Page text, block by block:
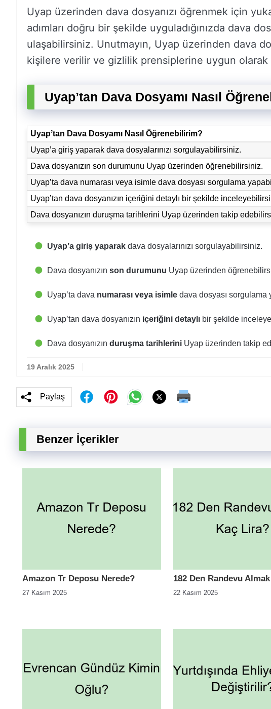
Uyap üzerinden dava dosyanızı öğrenmek için
adımları doğru bir şekilde uyguladığınızda dava
ulaşabilirsiniz. Unutmayın, Uyap üzerinden dava
kişilere verilir ve gizlilik prensiplerine uygun olarak
Uyapʼtan Dava Dosyamı Nasıl
Uyapʼtan Dava Dosyamı Nasıl Öğrenebilirim?
Uyapʼa giriş yaparak dava dosyalarınızı sorgulayabilirsiniz.
Dava dosyanızın son durumunu Uyap üzerinden öğrenebilirsiniz.
Uyapʼta dava numarası veya isimle dava dosyası sorgulama
Uyapʼtan dava dosyanızın içeriğini detaylı bir şekilde
Dava dosyanızın duruşma tarihlerini Uyap üzerinden takip
Uyapʼa giriş yaparak dava dosyalarınızı sorgulayabilirsiniz.
Dava dosyanızın son durumunu Uyap üzerinden
Uyapʼta dava numarası veya isimle dava dosyası sorgulama
Uyapʼtan dava dosyanızın içeriğini detaylı bir şekilde
Dava dosyanızın duruşma tarihlerini Uyap üzerinden takip
19 Aralık 2025
Paylaş
Benzer İçerikler
Amazon Tr Deposu Nerede?
27 Kasım 2025
182 Den Randevu
22 Kasım 2025